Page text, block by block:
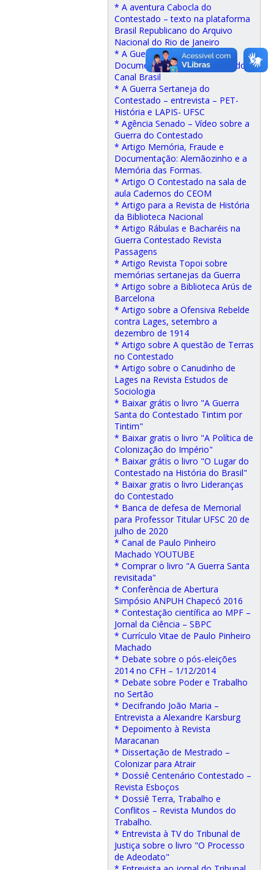
* A aventura Cabocla do
Contestado – texto na plataforma
Brasil Republicano do Arquivo
Nacional do Rio de Janeiro
* A Guerra Esquecida –
Documentário sobre Contestado –
Canal Brasil
* A Guerra Sertaneja do
Contestado – entrevista – PET-
História e LAPIS- UFSC
* Agência Senado – Vídeo sobre a
Guerra do Contestado
* Artigo Memória, Fraude e
Documentação: Alemãozinho e a
Memória das Formas.
* Artigo O Contestado na sala de
aula Cadernos do CEOM
* Artigo para a Revista de História
da Biblioteca Nacional
* Artigo Rábulas e Bacharéis na
Guerra Contestado Revista
Passagens
* Artigo Revista Topoi sobre
memórias sertanejas da Guerra
* Artigo sobre a Biblioteca Arús de
Barcelona
* Artigo sobre a Ofensiva Rebelde
contra Lages, setembro a
dezembro de 1914
* Artigo sobre A questão de Terras
no Contestado
* Artigo sobre o Canudinho de
Lages na Revista Estudos de
Sociologia
* Baixar grátis o livro "A Guerra
Santa do Contestado Tintim por
Tintim"
* Baixar gratis o livro "A Política de
Colonização do Império"
* Baixar grátis o livro "O Lugar do
Contestado na História do Brasil"
* Baixar gratis o livro Lideranças
do Contestado
* Banca de defesa de Memorial
para Professor Titular UFSC 20 de
julho de 2020
* Canal de Paulo Pinheiro
Machado YOUTUBE
* Comprar o livro "A Guerra Santa
revisitada"
* Conferência de Abertura
Simpósio ANPUH Chapecó 2016
* Contestação científica ao MPF –
Jornal da Ciência – SBPC
* Currículo Vitae de Paulo Pinheiro
Machado
* Debate sobre o pós-eleições
2014 no CFH – 1/12/2014
* Debate sobre Poder e Trabalho
no Sertão
* Decifrando João Maria –
Entrevista a Alexandre Karsburg
* Depoimento à Revista
Maracanan
* Dissertação de Mestrado –
Colonizar para Atrair
* Dossiê Centenário Contestado –
Revista Esboços
* Dossiê Terra, Trabalho e
Conflitos – Revista Mundos do
Trabalho.
* Entrevista à TV do Tribunal de
Justiça sobre o livro "O Processo
de Adeodato"